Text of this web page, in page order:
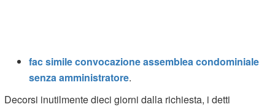
fac simile convocazione assemblea condominiale
senza amministratore.
Decorsi inutilmente dieci giorni dalla richiesta, i detti